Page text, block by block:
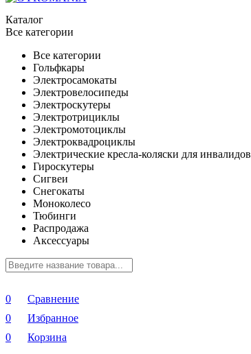
Каталог
Все категории
Все категории
Гольфкары
Электросамокаты
Электровелосипеды
Электроскутеры
Электротрициклы
Электромотоциклы
Электроквадроциклы
Электрические кресла-коляски для инвалидов
Гироскутеры
Сигвеи
Снегокаты
Моноколесо
Тюбинги
Распродажа
Аксессуары
0
Сравнение
0
Избранное
0
Корзина